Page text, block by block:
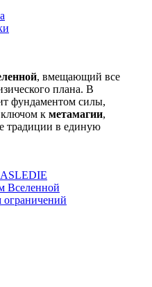
, вмещающий все
плана. В
фундаментом силы,
ключом к метамагии,
традиции в единую
Вселенной
ограничений